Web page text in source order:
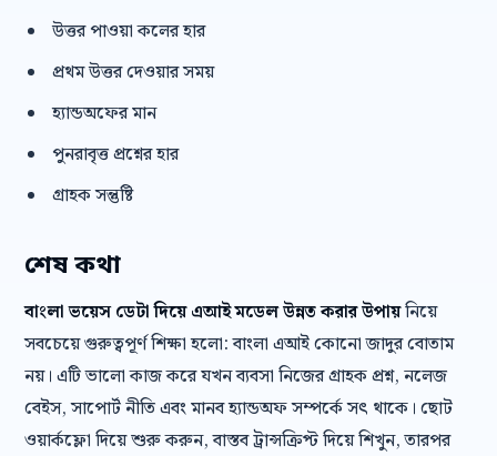
উত্তর পাওয়া কলের হার
প্রথম উত্তর দেওয়ার সময়
হ্যান্ডঅফের মান
পুনরাবৃত্ত প্রশ্নের হার
গ্রাহক সন্তুষ্টি
শেষ কথা
বাংলা ভয়েস ডেটা দিয়ে এআই মডেল উন্নত করার উপায়নিয়ে
সবচেয়ে গুরুত্বপূর্ণ শিক্ষা হলো: বাংলা এআই কোনো জাদুর বোতাম
নয়। এটি ভালো কাজ করে যখন ব্যবসা নিজের গ্রাহক প্রশ্ন, নলেজ
বেইস, সাপোর্ট নীতি এবং মানব হ্যান্ডঅফ সম্পর্কে সৎ থাকে। ছোট
ওয়ার্কফ্লো দিয়ে শুরু করুন, বাস্তব ট্রান্সক্রিপ্ট দিয়ে শিখুন, তারপর